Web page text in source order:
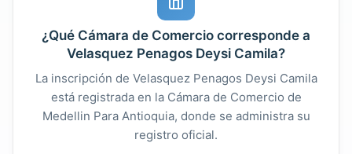
¿Qué Cámara de Comercio corresponde a
Velasquez Penagos Deysi Camila?
La inscripción de Velasquez Penagos Deysi Camila
está registrada en la Cámara de Comercio de
Medellin Para Antioquia, donde se administra su
registro oficial.